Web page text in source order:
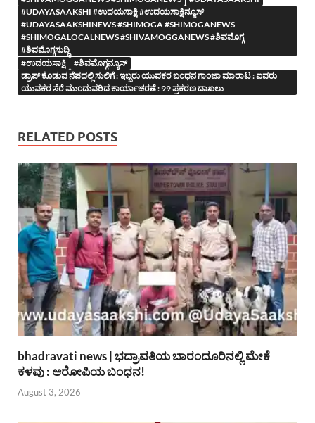
#UDAYASAAKSHI #ಉದಯಸಾಕ್ಷಿ #ಉದಯಸಾಕ್ಷಿನ್ಯೂಸ್
#UDAYASAAKSHINEWS #SHIMOGA #SHIMOGANEWS
#SHIMOGALOCALNEWS #SHIVAMOGGANEWS #ಶಿವಮೊಗ್ಗ
#ಶಿವಮೊಗ್ಗಸುದ್ದಿ
#ಉದಯಸಾಕ್ಷಿ
#ಶಿವಮೊಗ್ಗನ್ಯೂಸ್
ಡ್ರಾಪ್ ಕೊಡುವ ನೆಪದಲ್ಲಿ ಸುಲಿಗೆ : ಇಬ್ಬರು ಯುವಕರ ಬಂಧನ ಗಾಂಜಾ ಮಾರಾಟ : ಐವರು
ಯುವಕರ ಸೆರೆ ಮುಂದುವರಿದ ಕಾರ್ಯಾಚರಣೆ : 99 ಪ್ರಕರಣ ದಾಖಲು
RELATED POSTS
bhadravati news | ಭದ್ರಾವತಿಯ ಬಾರಂದೂರಿನಲ್ಲಿ ಮೇಕೆ
ಕಳವು : ಆರೋಪಿಯ ಬಂಧನ!
August 3, 2026